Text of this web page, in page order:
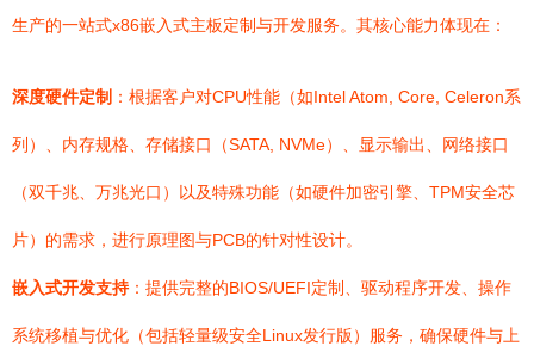
生产的一站式x86嵌入式主板定制与开发服务。其核心能力体现在：
深度硬件定制 ：根据客户对CPU性能（如Intel Atom, Core, Celeron系
列）、内存规格、存储接口（SATA, NVMe）、显示输出、网络接口
（双千兆、万兆光口）以及特殊功能（如硬件加密引擎、TPM安全芯
片）的需求，进行原理图与PCB的针对性设计。
嵌入式开发支持：提供完整的BIOS/UEFI定制、驱动程序开发、操作
系统移植与优化（包括轻量级安全Linux发行版）服务，确保硬件与上